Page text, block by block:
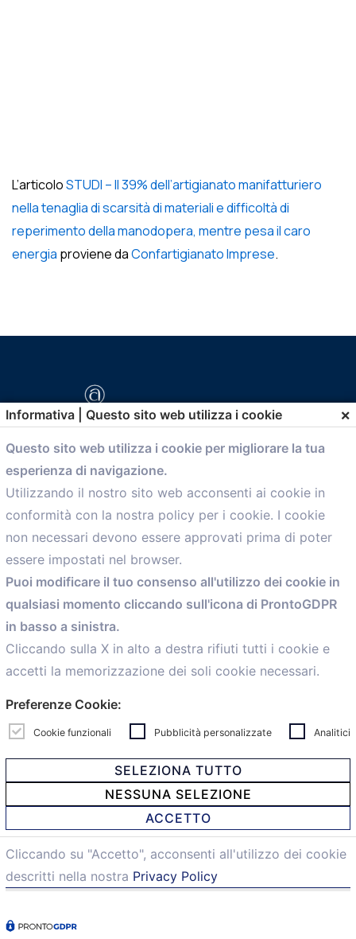
L’articoloSTUDI – Il 39% dell’artigianato manifatturiero
nella tenaglia di scarsità di materiali e difficoltà di
reperimento della manodopera, mentre pesa il caro
energia proviene daConfartigianato Imprese.
comunicazione@confartigianato.bo.it
Menù
Home
Servizi
Convenzioni
Voce delle Nostre aziende
Informazioni Ex L. 124/2017
News
personalCaf
© 2021 Confartigianato Imprese Mandamento Bologna -
Via Papini, 18 - 40128 Bologna - Italy
Privacy e Cookie
Informativa | Questo sito web utilizza i cookie ×
Questo sito web utilizza i cookie per migliorare la tua
esperienza di navigazione.
Utilizzando il nostro sito web acconsenti ai cookie in
conformità con la nostra policy per i cookie. I cookie
non necessari devono essere approvati prima di poter
essere impostati nel browser.
Puoi modificare il tuo consenso all'utilizzo dei cookie in
qualsiasi momento cliccando sull'icona di ProntoGDPR
in basso a sinistra.
Cliccando sulla X in alto a destra rifiuti tutti i cookie e
accetti la memorizzazione dei soli cookie necessari.
Preferenze Cookie:
Cookie funzionali Pubblicità personalizzate Analitici
SELEZIONA TUTTO
NESSUNA SELEZIONE
ACCETTO
Cliccando su "Accetto", acconsenti all'utilizzo dei cookie
descritti nella nostra Privacy Policy